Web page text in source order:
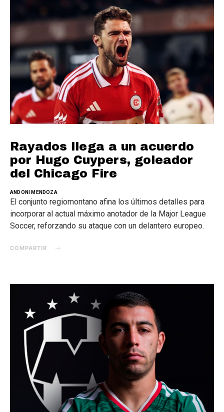
Rayados llega a un acuerdo
por Hugo Cuypers, goleador
del Chicago Fire
ANDONI MENDOZA
El conjunto regiomontano afina los últimos detalles para
incorporar al actual máximo anotador de la Major League
Soccer, reforzando su ataque con un delantero europeo.
COMPARTIR